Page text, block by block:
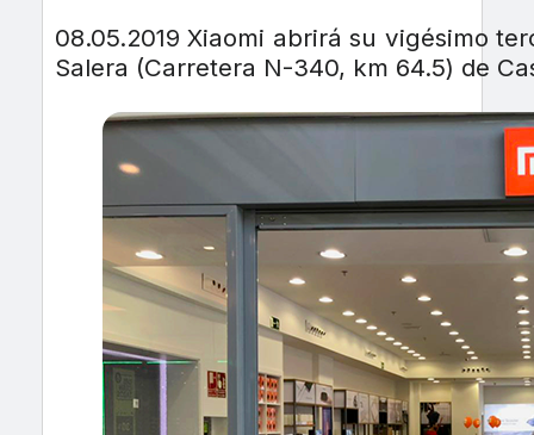
08.05.2019 Xiaomi abrirá su vigésimo
Salera (Carretera N-340, km 64.5) de